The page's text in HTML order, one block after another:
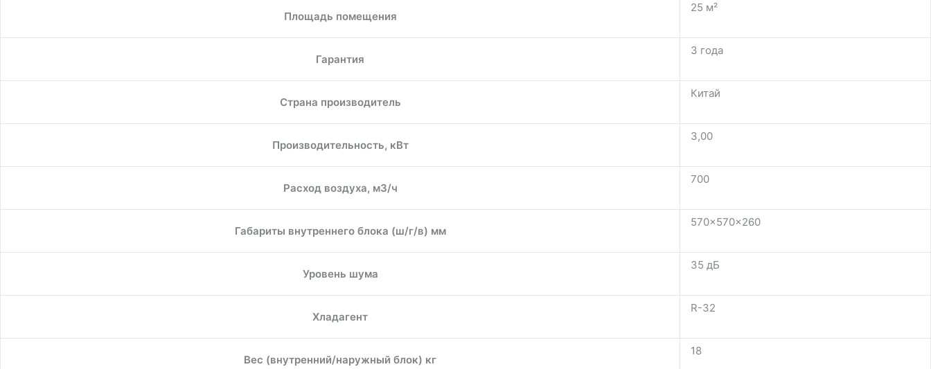
Площадь помещения
25 м²
Гарантия
3 года
Страна производитель
Китай
Производительность, кВт
3,00
Расход воздуха, м3/ч
700
Габариты внутреннего блока (ш/г/в) мм
570×570×260
Уровень шума
35 дБ
Хладагент
R-32
Вес (внутренний/наружный блок) кг
18